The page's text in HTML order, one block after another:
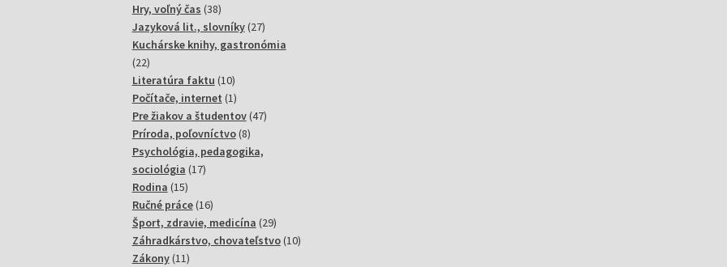
produktov
Hry, voľný čas 3838
produktov
Jazyková lit., slovníky 2727
produktov
Kuchárske knihy, gastronómia
2222
produktov
Literatúra faktu 1010
produktov
Počítače, internet 11
produkt
Pre žiakov a študentov 4747
Príroda, poľovníctvo 88
produktov
Psychológia, pedagogika,
sociológia 1717
Rodina 1515
produktov
Ručné práce 1616
produktov
Šport, zdravie, medicína 2929
produktov
Záhradkárstvo, chovateľstvo 1010
Zákony 1111